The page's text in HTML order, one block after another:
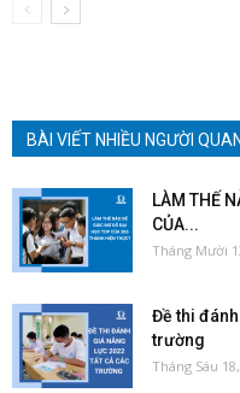
BÀI VIẾT NHIỀU NGƯỜI
LÀM THẾ
CỦA...
Tháng Mười
Đề thi
trường
Tháng Sáu